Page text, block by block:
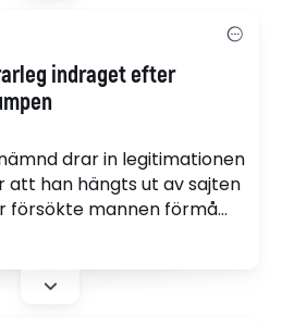
indraget efter
drar in legitimationen
att han hängts ut av sajten
försökte mannen förmå
Mannen själv har hänvisat
där han åtalats